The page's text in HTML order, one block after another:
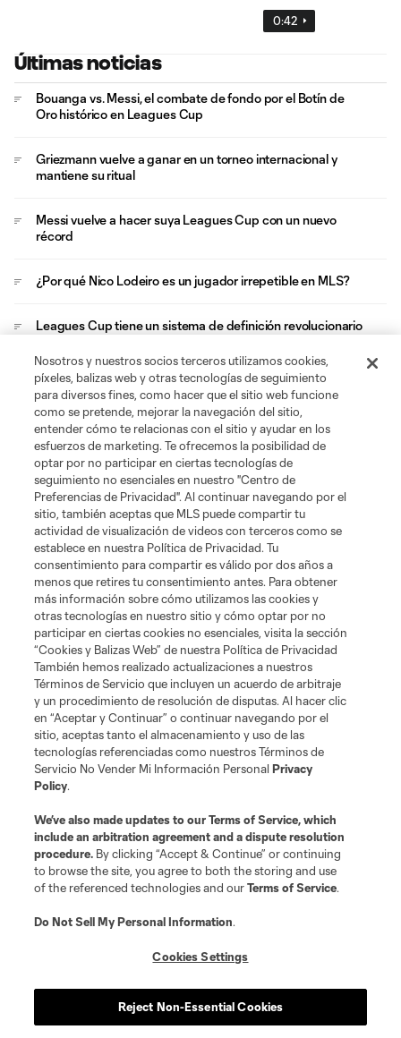
0:42
Últimas noticias
Bouanga vs. Messi, el combate de fondo por el Botín de
Oro histórico en Leagues Cup
Griezmann vuelve a ganar en un torneo internacional y
mantiene su ritual
Messi vuelve a hacer suya Leagues Cup con un nuevo
récord
¿Por qué Nico Lodeiro es un jugador irrepetible en MLS?
Leagues Cup tiene un sistema de definición revolucionario
Evander se convierte en el jugador más imperdible de MLS
y Leagues Cup
Acerca de MLS
Social
Tienda
Club Sites
Términos de servicio Política de privacidad
No vender mi información
Cookies Settings
©2026 MLS. El nombre y escudo de la Major League Soccer y MLS son
marcas registradas de League Soccer, L.L.C. (“MLS”). Los nombres y logos
de los equipos de la MLS están registrados y son marcas bajo ley común
desautorizado está prohibido.
Nosotros y nuestros socios terceros utilizamos cookies,
píxeles, balizas web y otras tecnologías de seguimiento
para diversos fines, como hacer que el sitio web funcione
como se pretende, mejorar la navegación del sitio,
entender cómo te relacionas con el sitio y ayudar en los
esfuerzos de marketing. Te ofrecemos la posibilidad de
optar por no participar en ciertas tecnologías de
seguimiento no esenciales en nuestro "Centro de
Preferencias de Privacidad". Al continuar navegando por el
sitio, también aceptas que MLS puede compartir tu
actividad de visualización de videos con terceros como se
establece en nuestra Política de Privacidad. Tu
consentimiento para compartir es válido por dos años a
menos que retires tu consentimiento antes. Para obtener
más información sobre cómo utilizamos las cookies y
otras tecnologías en nuestro sitio y cómo optar por no
participar en ciertas cookies no esenciales, visita la sección
“Cookies y Balizas Web” de nuestra Política de Privacidad
También hemos realizado actualizaciones a nuestros
Términos de Servicio que incluyen un acuerdo de arbitraje
y un procedimiento de resolución de disputas. Al hacer clic
en “Aceptar y Continuar” o continuar navegando por el
sitio, aceptas tanto el almacenamiento y uso de las
tecnologías referenciadas como nuestros Términos de
Servicio No Vender Mi Información PersonalPrivacy
Policy.
We’ve also made updates to ourTerms of Service, which
include an arbitration agreement and a dispute resolution
procedure. By clicking “Accept & Continue” or continuing
to browse the site, you agree to both the storing and use
of the referenced technologies and ourTerms of Service.
Do Not Sell My Personal Information.
Cookies Settings
Reject Non-Essential Cookies